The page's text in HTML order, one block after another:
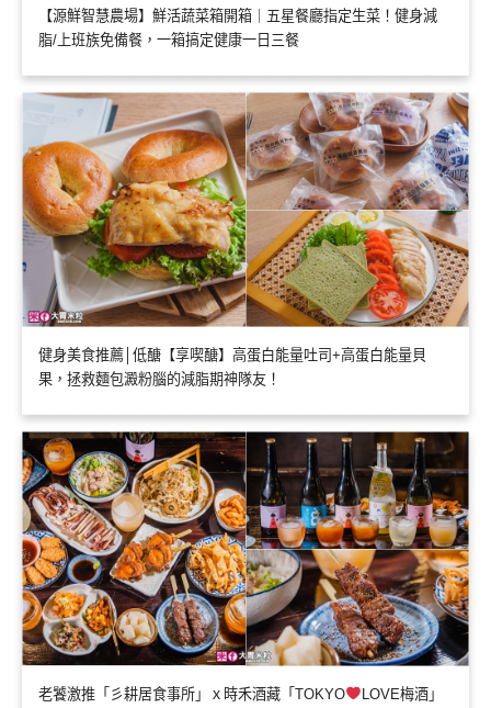
【源鮮智慧農場】鮮活蔬菜箱開箱｜五星餐廳指定生菜！健身減
脂/上班族免備餐，一箱搞定健康一日三餐
健身美食推薦│低醣【享喫醣】高蛋白能量吐司+高蛋白能量貝
果，拯救麵包澱粉腦的減脂期神隊友！
老饕激推「彡耕居食事所」ｘ時禾酒藏「TOKYO
LOVE梅酒」